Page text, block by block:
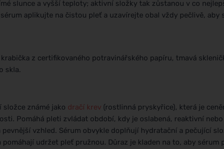
slunce a vyšší teploty; aktivní složky tak zůstanou v co
aplikujte na čistou pleť a uzavírejte obal vždy pečlivě, aby
z certifikovaného potravinářského papíru, tmavá
skla.
složce známé jako dračí krev (rostlinná pryskyřice), která je
Pomáhá pleti zvládat období, kdy je oslabená, reaktivní
vzhled. Sérum obvykle doplňují hydratační a pečující
udržet pleť pružnou. Důraz je kladen na to, aby sérum